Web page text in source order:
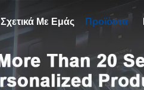
Σχετικά Με Εμάς Προϊόντα